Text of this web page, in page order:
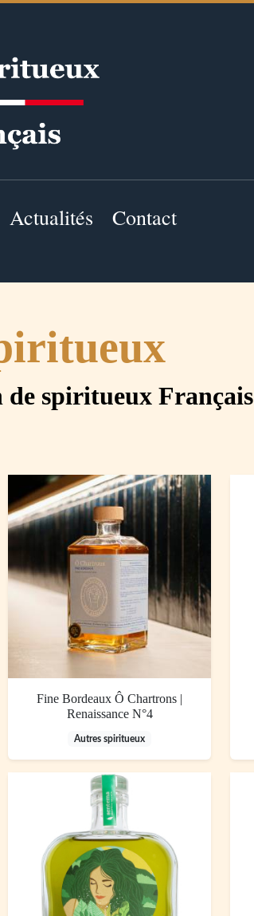
Actualités Contact
de spiritueux Français
Fine Bordeaux Ô Chartrons |
Renaissance N°4
Autres spiritueux